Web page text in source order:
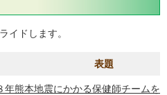
イドします。
表題
年熊本地震にかかる保健師チームを